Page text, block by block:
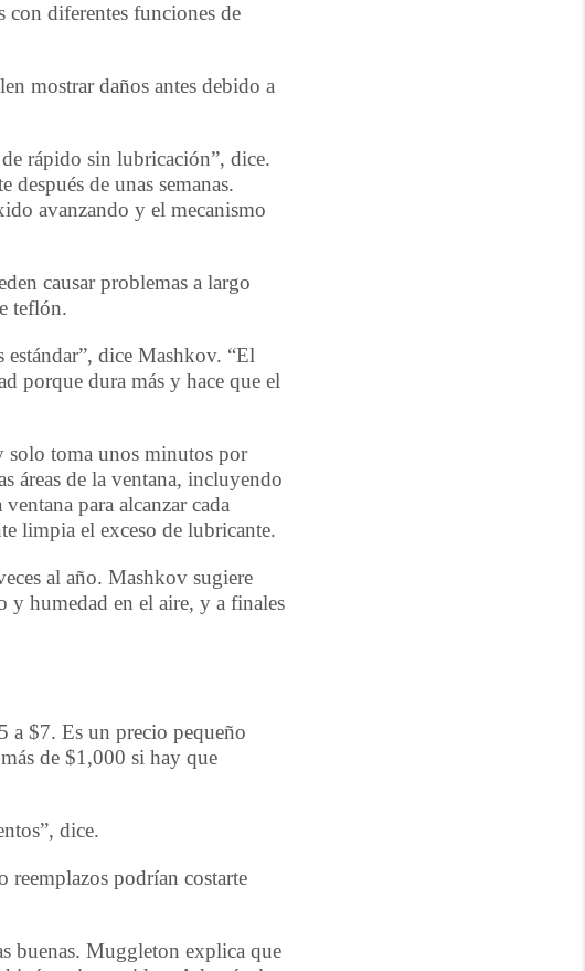
diferentes funciones de
mostrar daños antes debido a
rápido sin lubricación”, dice.
de unas semanas.
avanzando y el mecanismo
causar problemas a largo
teflón.
estándar”, dice Mashkov. “El
porque dura más y hace que el
solo toma unos minutos por
áreas de la ventana, incluyendo
para alcanzar cada
limpia el exceso de lubricante.
al año. Mashkov sugiere
humedad en el aire, y a finales
a $7. Es un precio pequeño
de $1,000 si hay que
dice.
reemplazos podrían costarte
buenas. Muggleton explica que